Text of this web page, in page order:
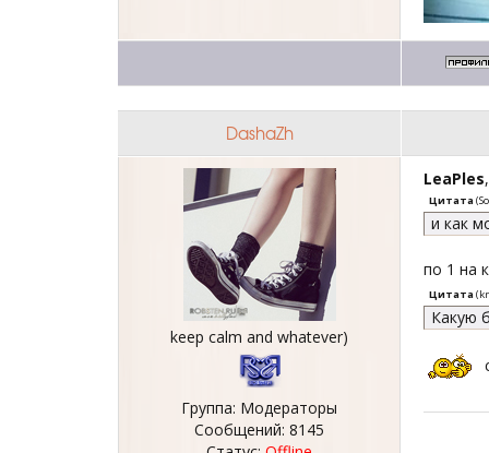
DashaZh
keep calm and whatever)
Группа: Модераторы
Сообщений: 8145
LeaPles
Цитата(
и как
по 1 на
Цитата(
Какую